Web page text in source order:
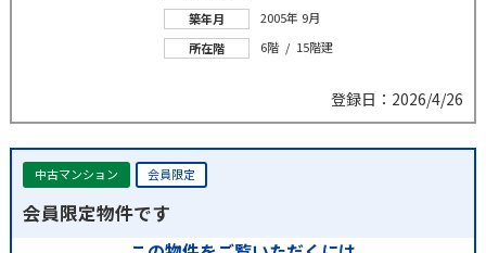
築年月
2005年 9月
所在階
6階 / 15階建
登録日：2026/4/26
中古マンション 会員限定
会員限定物件です